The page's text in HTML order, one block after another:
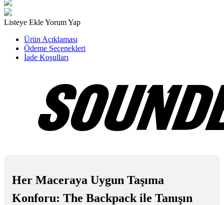
Listeye EkleYorum Yap
Ürün Açıklaması
Ödeme Seçenekleri
İade Koşulları
Her Maceraya Uygun Taşıma
Konforu: The Backpack ile Tanışın